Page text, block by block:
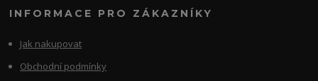
INFORMACE PRO ZÁKAZNÍKY
Jak nakupovat
Obchodní podmínky